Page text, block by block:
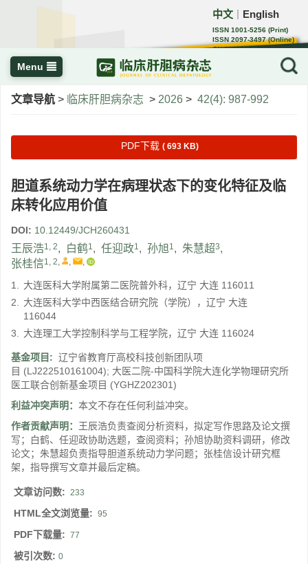
中文 English
ISSN 1001-5256 (Print)
ISSN 2097-3497 (Online)
CN 22-1108/R
Menu
文章导航 > 临床肝胆病杂志 > 2026 > 42(4): 987-992
PDF下载 ( 693 KB)
胆道系统动力学在病理状态下的变化特征及临
床转化应用价值
DOI: 10.12449/JCH260431
王辰浩1, 2, 白鹤1, 任迎政1, 孙旭1, 朱慧超3,
张桂信1, 2, , ,
1. 大连医科大学附属第二医院普外科，辽宁 大连 116011
2. 大连医科大学中西医结合研究院（学院），辽宁 大连
116044
3. 大连理工大学控制科学与工程学院，辽宁 大连 116024
基金项目: 辽宁省教育厅高校科技创新团队项
目 (LJ222510161004); 大医二院-中国科学院大连化学物理研究所
医工联合创新基金项目 (YGHZ202301)
利益冲突声明： 本文不存在任何利益冲突。
作者贡献声明： 王辰浩负责查阅分析资料，拟定写作思路及论文撰
写；白鹤、任迎政协助选题，查阅资料；孙旭协助资料调研，修改
论文；朱慧超负责指导胆道系统动力学问题；张桂信设计研究框
架，指导撰写文章并最后定稿。
文章访问数: 233
HTML全文浏览量: 95
PDF下载量: 77
被引次数: 0